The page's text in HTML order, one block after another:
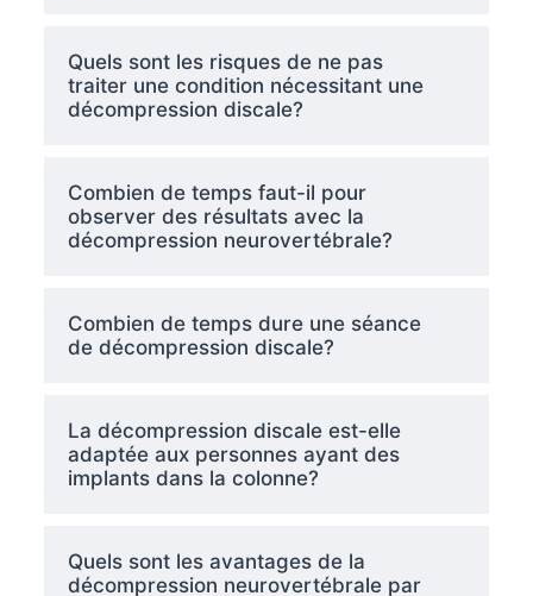
Quels sont les risques de ne pas
traiter une condition nécessitant une
décompression discale?
Combien de temps faut-il pour
observer des résultats avec la
décompression neurovertébrale?
Combien de temps dure une séance
de décompression discale?
La décompression discale est-elle
adaptée aux personnes ayant des
implants dans la colonne?
Quels sont les avantages de la
décompression neurovertébrale par